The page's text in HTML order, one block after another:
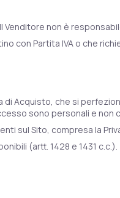
non è
con Partita IVA o che
Acquisto, che si
sono personali e non
sul Sito, compresa la
(artt. 1428 e 1431 c.c.).